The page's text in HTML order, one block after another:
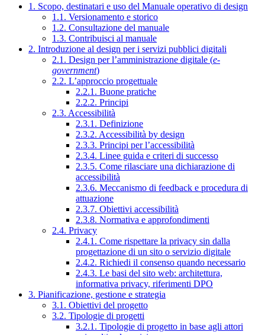
1. Scopo, destinatari e uso del Manuale operativo di design
1.1. Versionamento e storico
1.2. Consultazione del manuale
1.3. Contribuisci al manuale
2. Introduzione al design per i servizi pubblici digitali
2.1. Design per l’amministrazione digitale (e-
government)
2.2. L’approccio progettuale
2.2.1. Buone pratiche
2.2.2. Principi
2.3. Accessibilità
2.3.1. Definizione
2.3.2. Accessibilità by design
2.3.3. Principi per l’accessibilità
2.3.4. Linee guida e criteri di successo
2.3.5. Come rilasciare una dichiarazione di
accessibilità
2.3.6. Meccanismo di feedback e procedura di
attuazione
2.3.7. Obiettivi accessibilità
2.3.8. Normativa e approfondimenti
2.4. Privacy
2.4.1. Come rispettare la privacy sin dalla
progettazione di un sito o servizio digitale
2.4.2. Richiedi il consenso quando necessario
2.4.3. Le basi del sito web: architettura,
informativa privacy, riferimenti DPO
3. Pianificazione, gestione e strategia
3.1. Obiettivi del progetto
3.2. Tipologie di progetti
3.2.1. Tipologie di progetto in base agli attori